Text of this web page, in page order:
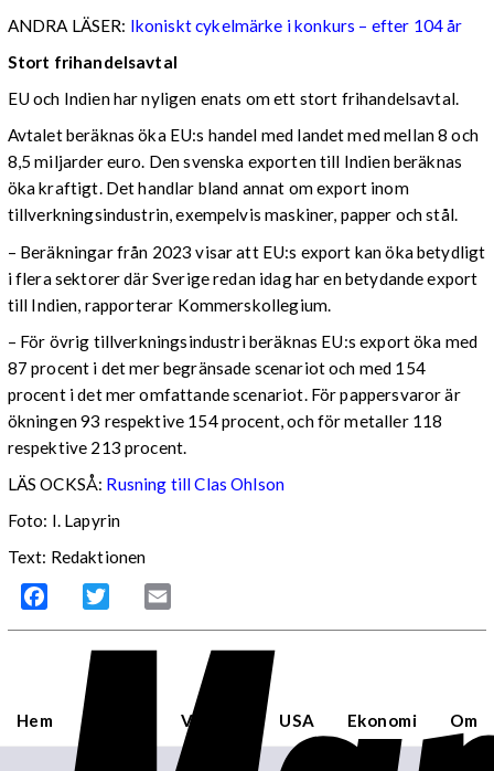
ANDRA LÄSER: Ikoniskt cykelmärke i konkurs – efter 104 år
Stort frihandelsavtal
EU och Indien har nyligen enats om ett stort frihandelsavtal.
Avtalet beräknas öka EU:s handel med landet med mellan 8 och
8,5 miljarder euro. Den svenska exporten till Indien beräknas
öka kraftigt. Det handlar bland annat om export inom
tillverkningsindustrin, exempelvis maskiner, papper och stål.
– Beräkningar från 2023 visar att EU:s export kan öka betydligt
i flera sektorer där Sverige redan idag har en betydande export
till Indien, rapporterar Kommerskollegium.
– För övrig tillverkningsindustri beräknas EU:s export öka med
87 procent i det mer begränsade scenariot och med 154
procent i det mer omfattande scenariot. För pappersvaror är
ökningen 93 respektive 154 procent, och för metaller 118
respektive 213 procent.
LÄS OCKSÅ: Rusning till Clas Ohlson
Foto: I. Lapyrin
Text: Redaktionen
Facebook Twitter
Hem Världen USA Ekonomi Om